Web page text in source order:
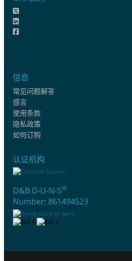
信息
常见问题解答
感言
使用条款
隐私政策
如何订购
认证机构
D&B D-U-N-S®
Number: 861494523